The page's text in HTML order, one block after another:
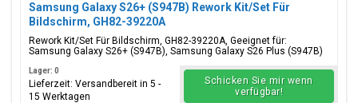
Samsung Galaxy S26+ (S947B) Rework Kit/Set Für
Bildschirm, GH82-39220A
Rework Kit/Set Für Bildschirm, GH82-39220A, Geeignet für:
Samsung Galaxy S26+ (S947B), Samsung Galaxy S26 Plus (S947B)
Lager: 0
Lieferzeit: Versandbereit in 5 -
15 Werktagen
Schicken Sie mir wenn
verfügbar!